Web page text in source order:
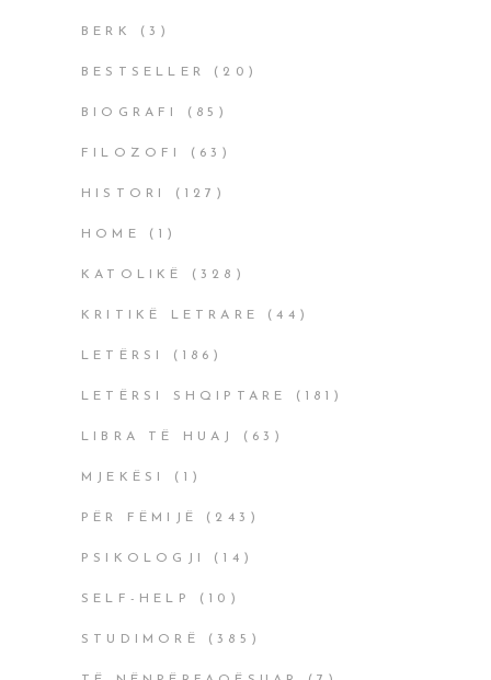
BERK (3)
BESTSELLER (20)
BIOGRAFI (85)
FILOZOFI (63)
HISTORI (127)
HOME (1)
KATOLIKË (328)
KRITIKË LETRARE (44)
LETËRSI (186)
LETËRSI SHQIPTARE (181)
LIBRA TË HUAJ (63)
MJEKËSI (1)
PËR FËMIJË (243)
PSIKOLOGJI (14)
SELF-HELP (10)
STUDIMORË (385)